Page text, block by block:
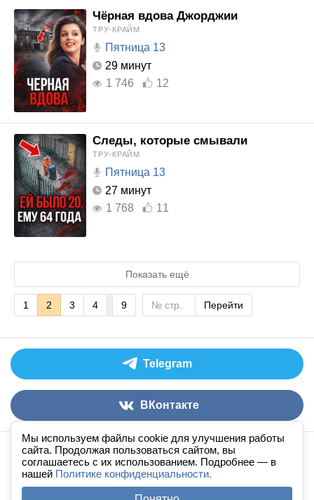
Мы используем файлы cookie для улучшения работы
сайта. Продолжая пользоваться сайтом, вы
соглашаетесь с их использованием. Подробнее — в
нашей Политике конфиденциальности.
Чёрная вдова Джорджии
ТРУ-КРАЙМ
Пятница 13
29 минут
1 746
12
Следы, которые смывали
ТРУ-КРАЙМ
Пятница 13
27 минут
1 768
11
Показать ещё
1 2 3 4 9 Перейти
Telegram
ВКонтакте
Аудиокниги слушать онлайн книгав ухе
По всем вопросам:admin@knigavuhe.ru
Правила сайта ·